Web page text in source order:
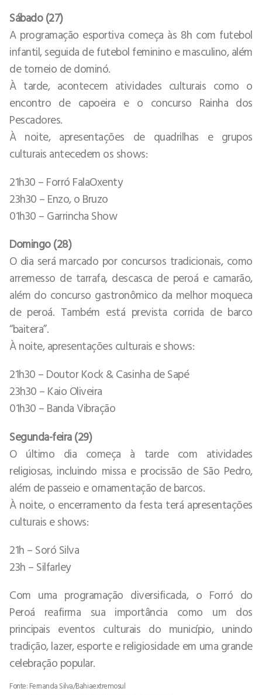
Sábado (27)
A programação esportiva começa às 8h com futebol
infantil, seguida de futebol feminino e masculino, além
de torneio de dominó.
À tarde, acontecem atividades culturais como o
encontro de capoeira e o concurso Rainha dos
Pescadores.
À noite, apresentações de quadrilhas e grupos
culturais antecedem os shows:
21h30 – Forró FalaOxenty
23h30 – Enzo, o Bruzo
01h30 – Garrincha Show
Domingo (28)
O dia será marcado por concursos tradicionais, como
arremesso de tarrafa, descasca de peroá e camarão,
além do concurso gastronômico da melhor moqueca
de peroá. Também está prevista corrida de barco
“baitera”.
À noite, apresentações culturais e shows:
21h30 – Doutor Kock & Casinha de Sapé
23h30 – Kaio Oliveira
01h30 – Banda Vibração
Segunda-feira (29)
O último dia começa à tarde com atividades
religiosas, incluindo missa e procissão de São Pedro,
além de passeio e ornamentação de barcos.
À noite, o encerramento da festa terá apresentações
culturais e shows:
21h – Soró Silva
23h – Silfarley
Com uma programação diversificada, o Forró do
Peroá reafirma sua importância como um dos
principais eventos culturais do município, unindo
tradição, lazer, esporte e religiosidade em uma grande
celebração popular.
Fonte: Fernanda Silva/Bahiaextremosul